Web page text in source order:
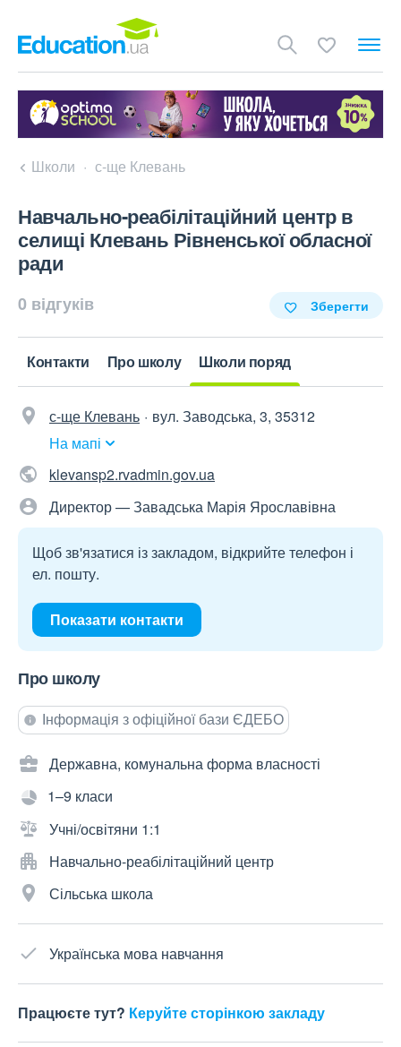
Школи с-ще Клевань
Навчально-реабілітаційний центр в
селищі Клевань Рівненської обласної
ради
0 відгуків Зберегти
Контакти Про школу Школи поряд
с-ще Клевань
вул. Заводська, 3, 35312
На мапі
klevansp2.rvadmin.gov.ua
Директор — Завадська Марія Ярославівна
Щоб зв'язатися із закладом, відкрийте телефон і
ел. пошту.
Показати контакти
Про школу
Інформація з офіційної бази ЄДЕБО
Державна, комунальна форма власності
1–9 класи
Учні/освітяни 1:1
Навчально-реабілітаційний центр
Сільська школа
Українська мова навчання
Працюєте тут? Керуйте сторінкою закладу